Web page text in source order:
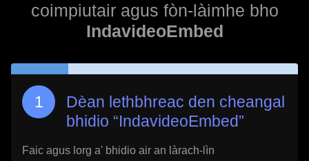
coimpiutair agus fòn-làimhe bho
IndavideoEmbed
Dèan lethbhreac den cheangal
bhidio “IndavideoEmbed”
Faic agus lorg a' bhidio air an làrach-lìn